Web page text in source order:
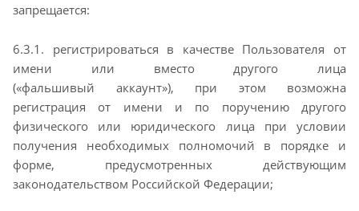
запрещается:
6.3.1. регистрироваться в качестве Пользователя от
имени или вместо другого лица
(«фальшивый аккаунт»), при этом возможна
регистрация от имени и по поручению другого
физического или юридического лица при условии
получения необходимых полномочий в порядке и
форме, предусмотренных действующим
законодательством Российской Федерации;